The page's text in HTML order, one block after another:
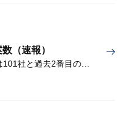
（速報）
2026年6月株主総会の株主提案数は101社と過去2番目の多さ